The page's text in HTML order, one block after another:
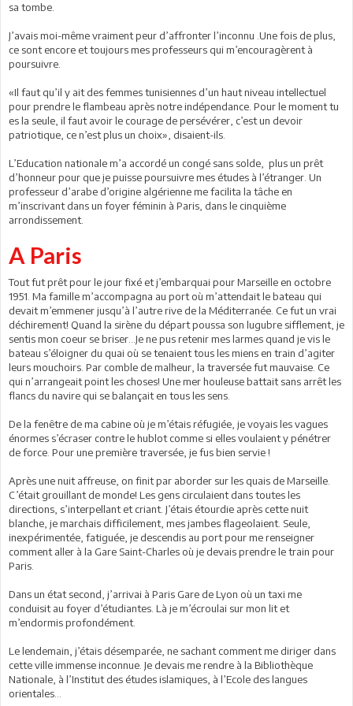
sa tombe.
J’avais moi-même vraiment peur d’affronter l’inconnu .Une fois de plus,
ce sont encore et toujours mes professeurs qui m’encouragèrent à
poursuivre.
«Il faut qu’il y ait des femmes tunisiennes d’un haut niveau intellectuel
pour prendre le flambeau après notre indépendance. Pour le moment tu
es la seule, il faut avoir le courage de persévérer, c’est un devoir
patriotique, ce n’est plus un choix», disaient-ils.
L’Education nationale m’a accordé un congé sans solde, plus un prêt
d’honneur pour que je puisse poursuivre mes études à l’étranger. Un
professeur d’arabe d’origine algérienne me facilita la tâche en
m’inscrivant dans un foyer féminin à Paris, dans le cinquième
arrondissement.
A Paris
Tout fut prêt pour le jour fixé et j’embarquai pour Marseille en octobre
1951. Ma famille m’accompagna au port où m’attendait le bateau qui
devait m’emmener jusqu’à l’autre rive de la Méditerranée. Ce fut un vrai
déchirement! Quand la sirène du départ poussa son lugubre sifflement, je
sentis mon coeur se briser…Je ne pus retenir mes larmes quand je vis le
bateau s’éloigner du quai où se tenaient tous les miens en train d’agiter
leurs mouchoirs. Par comble de malheur, la traversée fut mauvaise. Ce
qui n’arrangeait point les choses! Une mer houleuse battait sans arrêt les
flancs du navire qui se balançait en tous les sens.
De la fenêtre de ma cabine où je m’étais réfugiée, je voyais les vagues
énormes s’écraser contre le hublot comme si elles voulaient y pénétrer
de force. Pour une première traversée, je fus bien servie !
Après une nuit affreuse, on finit par aborder sur les quais de Marseille.
C’était grouillant de monde! Les gens circulaient dans toutes les
directions, s’interpellant et criant. J’étais étourdie après cette nuit
blanche, je marchais difficilement, mes jambes flageolaient. Seule,
inexpérimentée, fatiguée, je descendis au port pour me renseigner
comment aller à la Gare Saint-Charles où je devais prendre le train pour
Paris.
Dans un état second, j’arrivai à Paris Gare de Lyon où un taxi me
conduisit au foyer d’étudiantes. Là je m’écroulai sur mon lit et
m’endormis profondément.
Le lendemain, j’étais désemparée, ne sachant comment me diriger dans
cette ville immense inconnue. Je devais me rendre à la Bibliothèque
Nationale, à l’Institut des études islamiques, à l’Ecole des langues
orientales...